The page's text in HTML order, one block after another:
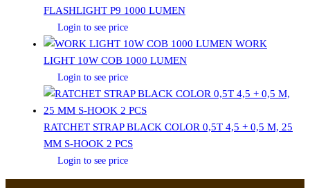
FLASHLIGHT P9 1000 LUMEN
Login to see price
WORK
LIGHT 10W COB 1000 LUMEN
Login to see price
RATCHET STRAP BLACK COLOR 0,5T 4,5 + 0,5 M, 25
MM S-HOOK 2 PCS
Login to see price